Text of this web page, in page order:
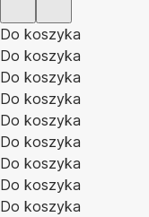
Do koszyka
Do koszyka
Do koszyka
Do koszyka
Do koszyka
Do koszyka
Do koszyka
Do koszyka
Do koszyka